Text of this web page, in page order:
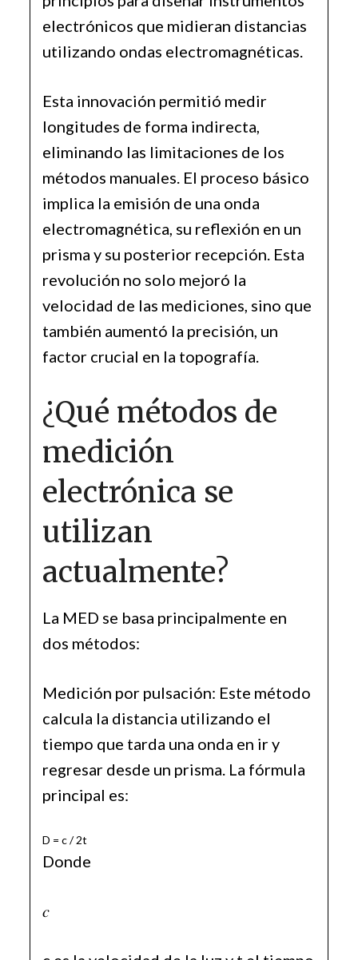
electrónicos que midieran distancias
utilizando ondas electromagnéticas.
Esta innovación permitió medir
longitudes de forma indirecta,
eliminando las limitaciones de los
métodos manuales. El proceso básico
implica la emisión de una onda
electromagnética, su reflexión en un
prisma y su posterior recepción. Esta
revolución no solo mejoró la
velocidad de las mediciones, sino que
también aumentó la precisión, un
factor crucial en la topografía.
¿Qué métodos de
medición
electrónica se
utilizan
actualmente?
La MED se basa principalmente en
dos métodos:
Medición por pulsación: Este método
calcula la distancia utilizando el
tiempo que tarda una onda en ir y
regresar desde un prisma. La fórmula
principal es:
D = c / 2t
Donde
𝑐